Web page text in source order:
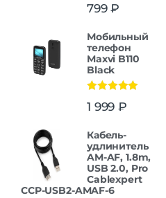
799₽
Мобильный
телефон
Maxvi B110
Black
из 5
1 999 ₽
Кабель-
удлинитель
AM-AF, 1.8m,
USB 2.0, Pro
Cablexpert
CCP-USB2-AMAF-6